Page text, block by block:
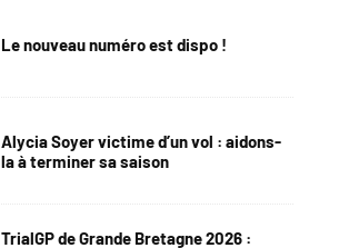
Le nouveau numéro est dispo !
Alycia Soyer victime d’un vol : aidons-
la à terminer sa saison
TrialGP de Grande Bretagne 2026 :